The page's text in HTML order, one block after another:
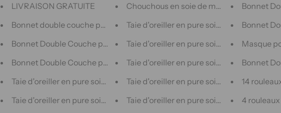
LIVRAISON GRATUITE
Bonnet double couche pour dormir double couche-violet foncé
Bonnet Double Couche pour Dormir - Bleu Clair
Bonnet Double Couche pour Dormir - Violet Clair
Taie d'oreiller en pure soie violet foncé
Taie d'oreiller en pure soie bleu clair
Chouchous en soie de mûrier petits 3
Taie d'oreiller en pure soie de mûrier
Taie d'oreiller en pure soie de mûrier à
Taie d'oreiller en pure soie de mûrier à
Taie d'oreiller en pure soie de mûrier à
Taie d'oreiller en pure soie de mûrier à
Bonnet
Bonnet
Masque
Bonnet
14
4 rouleaux